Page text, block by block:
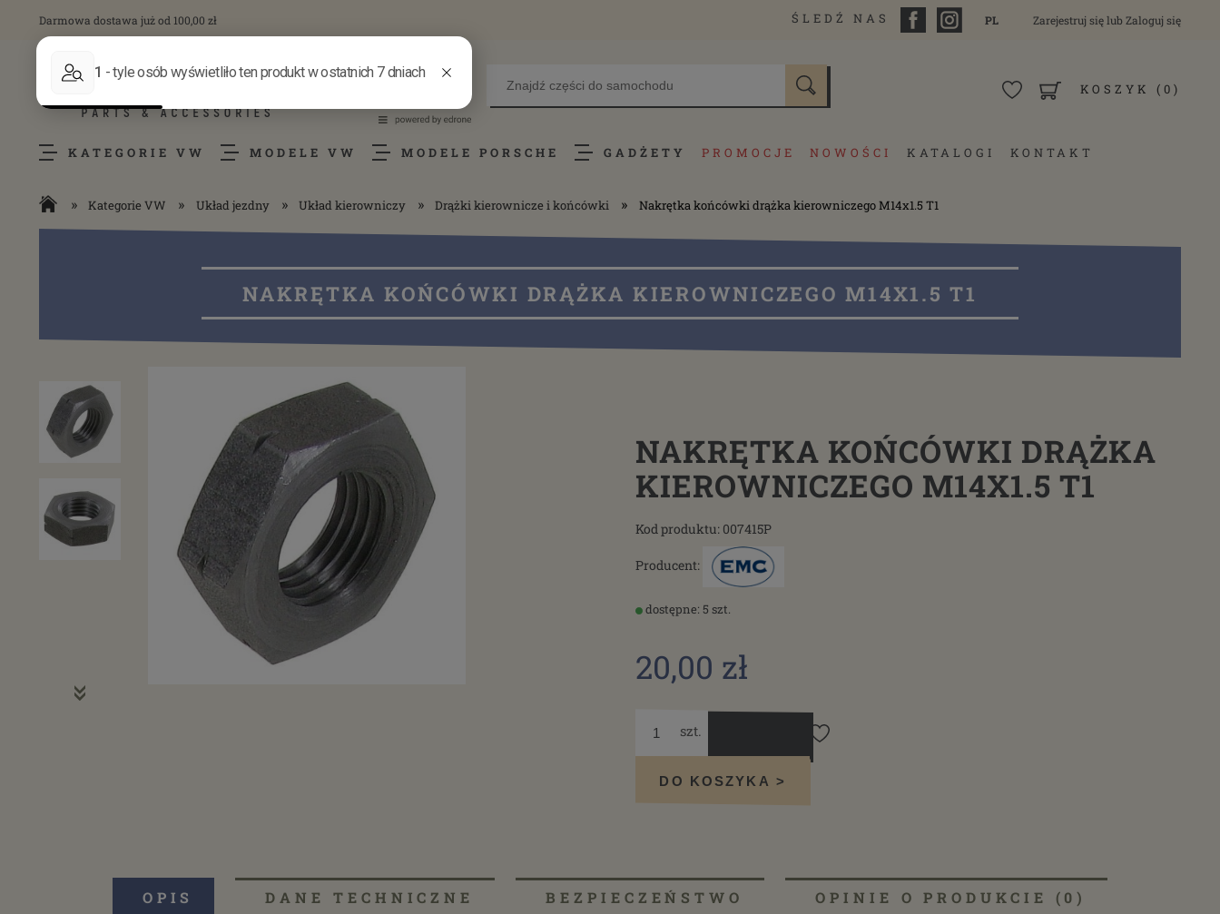
Darmowa dostawa już od 100,00 zł ŚLEDŹ NAS PL Zarejestruj sięlub Zaloguj się
KOSZYK (0)
KATEGORIE VW MODELE VW MODELE PORSCHE GADŻETY PROMOCJE NOWOŚCI KATALOGI KONTAKT
» Kategorie VW » Układ jezdny » Układ kierowniczy » Drążki kierownicze i końcówki » Nakrętka końcówki drążka kierowniczego M14x1.5 T1
NAKRĘTKA KOŃCÓWKI DRĄŻKA KIEROWNICZEGO M14X1.5 T1
NAKRĘTKA KOŃCÓWKI DRĄŻKA
KIEROWNICZEGO M14X1.5 T1
Kod produktu: 007415P
Producent:
dostępne: 5 szt.
20,00 zł
szt.
DO KOSZYKA >
OPIS DANE TECHNICZNE BEZPIECZEŃSTWO OPINIE O PRODUKCIE (0)